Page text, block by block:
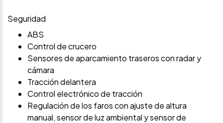
Seguridad
ABS
Control de crucero
Sensores de aparcamiento traseros con radar y
cámara
Tracción delantera
Control electrónico de tracción
Regulación de los faros con ajuste de altura
manual, sensor de luz ambiental y sensor de